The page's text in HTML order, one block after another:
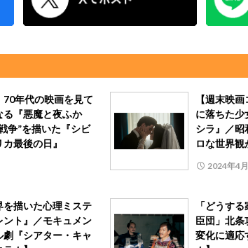
70年代の映画を見て
る『悪魔と夜ふか
争”を描いた『シビ
最後の日』
【週末映
に落ちた少
シラ』／昭
ロな世界観
2024年4
を描いた心理ミステ
ント』／モキュメン
劇『シアター・キャ
「どうす
臣団」北条
変化に適応